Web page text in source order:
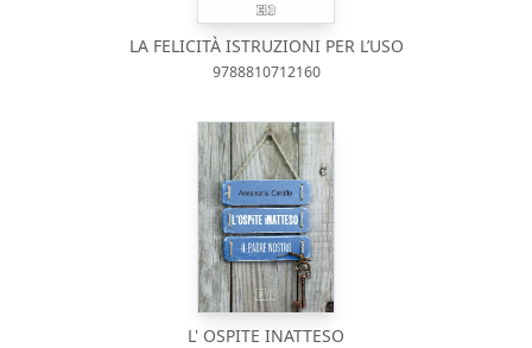
LA FELICITÀ ISTRUZIONI PER L’USO
9788810712160
L' OSPITE INATTESO